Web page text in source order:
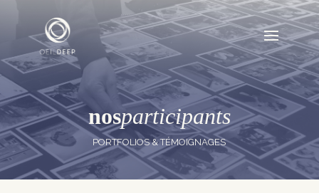
nosparticipants
PORTFOLIOS & TÉMOIGNAGES